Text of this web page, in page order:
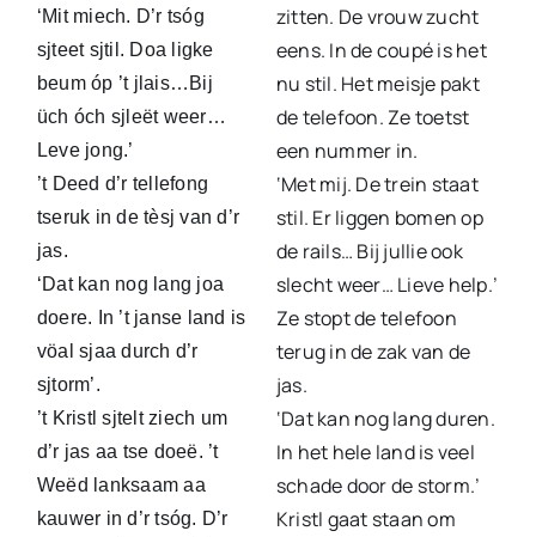
‘Mit miech. D’r tsóg
sjteet sjtil. Doa ligke
beum óp ’t jlais…Bij
üch óch sjleët weer…
Leve jong.’
’t Deed d’r tellefong
tseruk in de tèsj van d’r
jas.
‘Dat kan nog lang joa
doere. In ’t janse land is
vöal sjaa durch d’r
sjtorm’.
’t Kristl sjtelt ziech um
d’r jas aa tse doeë. ’t
Weëd lanksaam aa
kauwer in d’r tsóg. D’r
zitten. De vrouw zucht
eens. In de coupé is het
nu stil. Het meisje pakt
de telefoon. Ze toetst
een nummer in.
‘Met mij. De trein staat
stil. Er liggen bomen op
de rails… Bij jullie ook
slecht weer… Lieve help.’
Ze stopt de telefoon
terug in de zak van de
jas.
‘Dat kan nog lang duren.
In het hele land is veel
schade door de storm.’
Kristl gaat staan om